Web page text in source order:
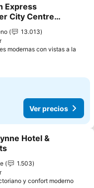
a favoritos
Express
City Centre
13.013
modernas con vistas a la
Ver precios
a favoritos
Hotel &
1.503
y confort moderno